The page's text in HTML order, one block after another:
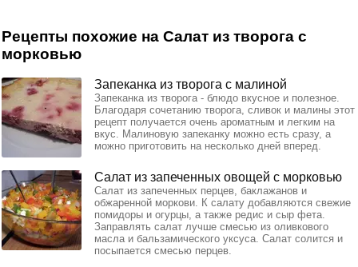
Рецепты похожие на Салат из творога с
морковью
Запеканка из творога с малиной
Запеканка из творога - блюдо вкусное и полезное.
Благодаря сочетанию творога, сливок и малины этот
рецепт получается очень ароматным и легким на
вкус. Малиновую запеканку можно есть сразу, а
можно приготовить на несколько дней вперед.
Салат из запеченных овощей с морковью
Салат из запеченных перцев, баклажанов и
обжаренной моркови. К салату добавляются свежие
помидоры и огурцы, а также редис и сыр фета.
Заправлять салат лучше смесью из оливкового
масла и бальзамического уксуса. Салат солится и
посыпается смесью перцев.